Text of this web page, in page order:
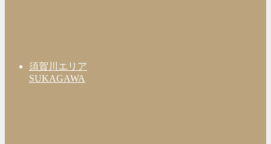
須賀川エリア
SUKAGAWA